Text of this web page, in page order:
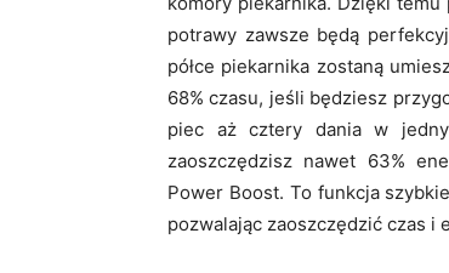
potrawy zawsze będą
półce piekarnika zostaną
68% czasu, jeśli będziesz
piec aż cztery dania w
zaoszczędzisz nawet 63%
Power Boost. To funkcja
pozwalając zaoszczędzić czas i